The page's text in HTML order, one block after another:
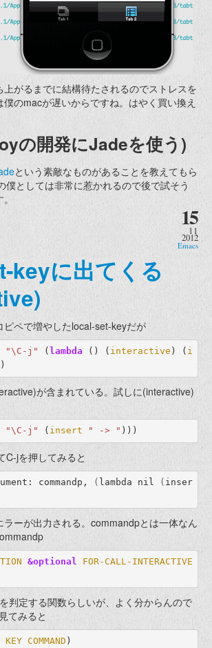
上がるまでに結構待たされるのでストレスを
のmacが遅いからですね。はやく買い換え
の開発にJadeを使う)
という素敵なものがあることを教えてもら
僕としては非常に惹かれるので後で試そう
15
11
2012
Emacs
keyに出てくる
ピペで増やしたlocal-set-keyだが
"\C-j" ( lambda () ( interactive ) ( i
が含まれている。試しに(interactive)
"\C-j" ( insert " -> " )))
C-jを押してみると
commandp, ( lambda nil ( inser
ラーが出力される。commandpとは一体なん
&optional
FOR-CALL-INTERACTIVE
判定する関数らしいが、よく分からんので
てみると
KEY COMMAND )